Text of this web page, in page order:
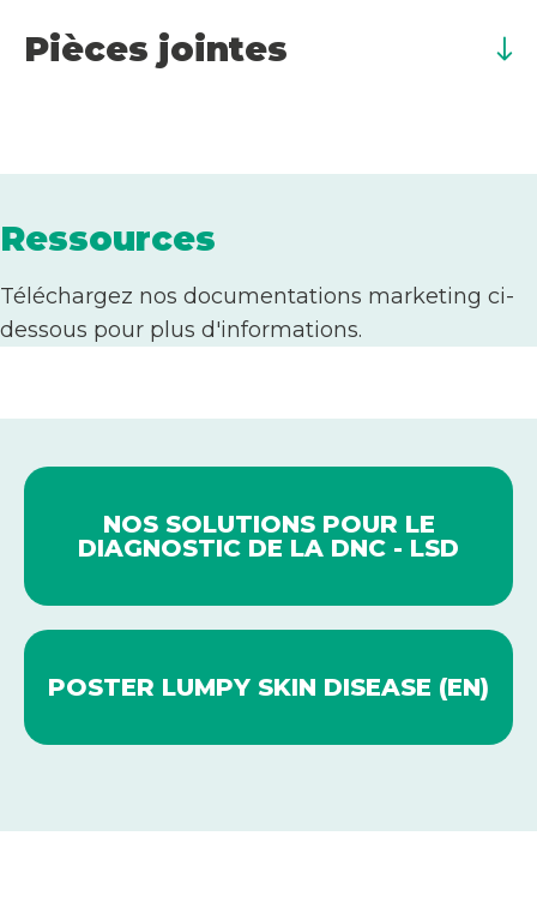
Pièces jointes
Ressources
Téléchargez nos documentations marketing ci-
dessous pour plus d'informations.
NOS SOLUTIONS POUR LE
DIAGNOSTIC DE LA DNC - LSD
POSTER LUMPY SKIN DISEASE (EN)